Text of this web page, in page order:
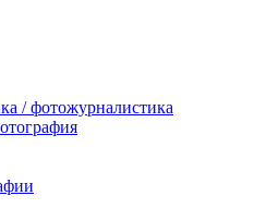
/ фотожурналистика